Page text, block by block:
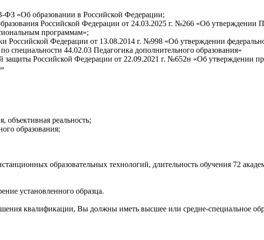
ФЗ «Об образовании в Российской Федерации;
Российской Федерации от 24.03.2025 г. №266 «Об утверждении
программам»;
Российской Федерации от 13.08.2014 г. №998 «Об утверждении
специальности 44.02.03 Педагогика дополнительного образования»
защиты Российской Федерации от 22.09.2021 г. №652н «Об утверждении
объективная реальность;
образования;
образовательных технологий, длительность обучения 72
установленного образца.
квалификации, Вы должны иметь высшее или средне-специальное